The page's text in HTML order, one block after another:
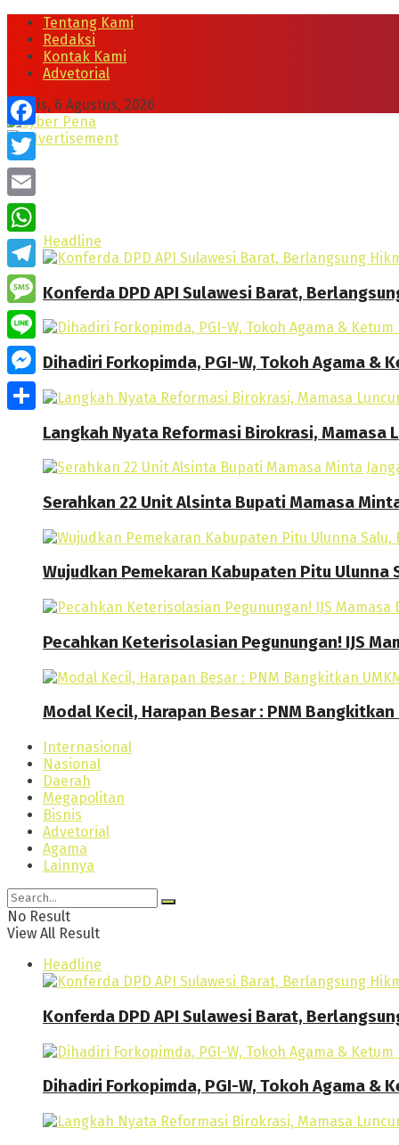
Tentang Kami
Redaksi
Kontak Kami
Advetorial
Kamis, 6 Agustus, 2026
Headline
Konferda DPD API Sulawesi Barat,
Dihadiri Forkopimda, PGI-W, Tokoh Agama &
Langkah Nyata Reformasi Birokrasi, Mamasa
Serahkan 22 Unit Alsinta Bupati Mamasa
Wujudkan Pemekaran Kabupaten Pitu
Pecahkan Keterisolasian Pegunungan! IJS
Modal Kecil, Harapan Besar : PNM Bangkitkan
Internasional
Nasional
Daerah
Megapolitan
Bisnis
Advetorial
Agama
Lainnya
No Result
View All Result
Headline
Konferda DPD API Sulawesi Barat,
Dihadiri Forkopimda, PGI-W, Tokoh Agama &
Facebook
Twitter
Email
WhatsApp
Telegram
Message
Line
Messenger